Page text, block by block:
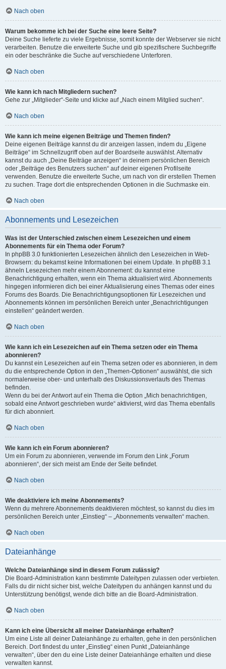
Nach oben
Warum bekomme ich bei der Suche eine leere Seite?
Deine Suche lieferte zu viele Ergebnisse, somit konnte der Webserver sie nicht
verarbeiten. Benutze die erweiterte Suche und gib spezifischere Suchbegriffe
ein oder beschränke die Suche auf verschiedene Unterforen.
Nach oben
Wie kann ich nach Mitgliedern suchen?
Gehe zur „Mitglieder“-Seite und klicke auf „Nach einem Mitglied suchen“.
Nach oben
Wie kann ich meine eigenen Beiträge und Themen finden?
Deine eigenen Beiträge kannst du dir anzeigen lassen, indem du „Eigene
Beiträge“ im Schnellzugriff oben auf der Boardseite auswählst. Alternativ
kannst du auch „Deine Beiträge anzeigen“ in deinem persönlichen Bereich
oder „Beiträge des Benutzers suchen“ auf deiner eigenen Profilseite
verwenden. Benutze die erweiterte Suche, um nach von dir erstellen Themen
zu suchen. Trage dort die entsprechenden Optionen in die Suchmaske ein.
Nach oben
Abonnements und Lesezeichen
Was ist der Unterschied zwischen einem Lesezeichen und einem
Abonnements für ein Thema oder Forum?
In phpBB 3.0 funktionierten Lesezeichen ähnlich den Lesezeichen in Web-
Browsern: du bekamst keine Informationen bei einem Update. In phpBB 3.1
ähneln Lesezeichen mehr einem Abonnement: du kannst eine
Benachrichtigung erhalten, wenn ein Thema aktualisiert wird. Abonnements
hingegen informieren dich bei einer Aktualisierung eines Themas oder eines
Forums des Boards. Die Benachrichtigungsoptionen für Lesezeichen und
Abonnements können im persönlichen Bereich unter „Benachrichtigungen
einstellen“ geändert werden.
Nach oben
Wie kann ich ein Lesezeichen auf ein Thema setzen oder ein Thema
abonnieren?
Du kannst ein Lesezeichen auf ein Thema setzen oder es abonnieren, in dem
du die entsprechende Option in den „Themen-Optionen“ auswählst, die sich
normalerweise ober- und unterhalb des Diskussionsverlaufs des Themas
befinden.
Wenn du bei der Antwort auf ein Thema die Option „Mich benachrichtigen,
sobald eine Antwort geschrieben wurde“ aktivierst, wird das Thema ebenfalls
für dich abonniert.
Nach oben
Wie kann ich ein Forum abonnieren?
Um ein Forum zu abonnieren, verwende im Forum den Link „Forum
abonnieren“, der sich meist am Ende der Seite befindet.
Nach oben
Wie deaktiviere ich meine Abonnements?
Wenn du mehrere Abonnements deaktivieren möchtest, so kannst du dies im
persönlichen Bereich unter „Einstieg“ – „Abonnements verwalten“ machen.
Nach oben
Dateianhänge
Welche Dateianhänge sind in diesem Forum zulässig?
Die Board-Administration kann bestimmte Dateitypen zulassen oder verbieten.
Falls du dir nicht sicher bist, welche Dateitypen du anhängen kannst und du
Unterstützung benötigst, wende dich bitte an die Board-Administration.
Nach oben
Kann ich eine Übersicht all meiner Dateianhänge erhalten?
Um eine Liste all deiner Dateianhänge zu erhalten, gehe in den persönlichen
Bereich. Dort findest du unter „Einstieg“ einen Punkt „Dateianhänge
verwalten“, über den du eine Liste deiner Dateianhänge erhalten und diese
verwalten kannst.